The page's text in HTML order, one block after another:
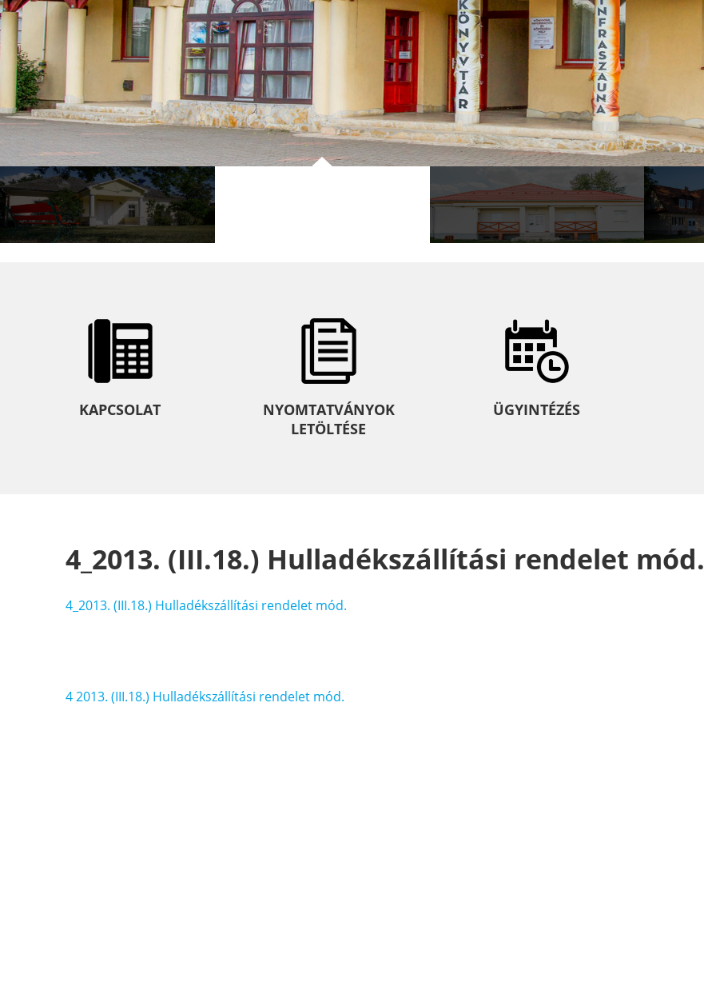
KAPCSOLAT
NYOMTATVÁNYOK
LETÖLTÉSE
ÜGYINTÉZÉS
4_2013. (III.18.) Hulladékszállítási rendelet mód.
4_2013. (III.18.) Hulladékszállítási rendelet mód.
Bejegyzés
4 2013. (III.18.) Hulladékszállítási rendelet mód.